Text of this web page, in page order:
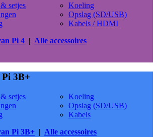
setjes
Koeling
Opslag (SD/USB)
Kabels / HDMI
Pi 4 | Alle accessoires
3B+
setjes
Koeling
Opslag (SD/USB)
Kabels
Pi 3B+ | Alle accessoires